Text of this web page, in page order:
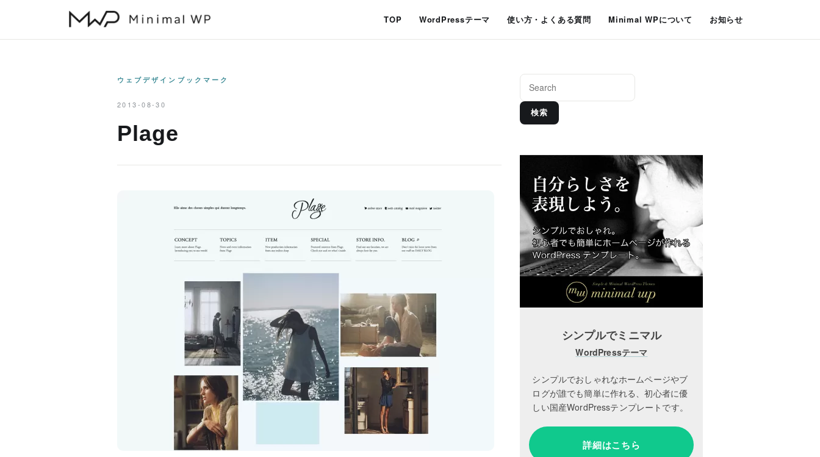
TOP WordPressテーマ 使い方・よくある質問 Minimal WPについて お知らせ
ウェブデザインブックマーク
2013-08-30
Plage
検索
シンプルでミニマル
WordPressテーマ
シンプルでおしゃれなホームページやブ
ログが誰でも簡単に作れる、初心者に優
しい国産WordPressテンプレートです。
詳細はこちら